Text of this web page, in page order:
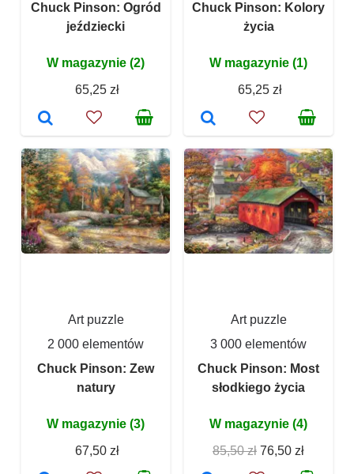
Chuck Pinson: Ogród
jeździecki
W magazynie (2)
65,25 zł
Chuck Pinson: Kolory
życia
W magazynie (1)
65,25 zł
Art puzzle
2 000 elementów
Chuck Pinson: Zew
natury
W magazynie (3)
67,50 zł
Art puzzle
3 000 elementów
Chuck Pinson: Most
słodkiego życia
W magazynie (4)
85,50 zł 76,50 zł